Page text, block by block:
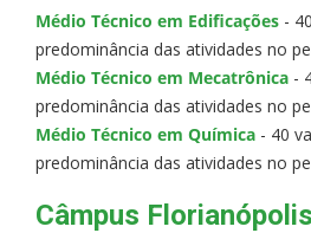
Médio Técnico em Edificações -
predominância das atividades no
Médio Técnico em Mecatrônica -
predominância das atividades no
Médio Técnico em Química - 40
predominância das atividades no
Câmpus Florianópolis